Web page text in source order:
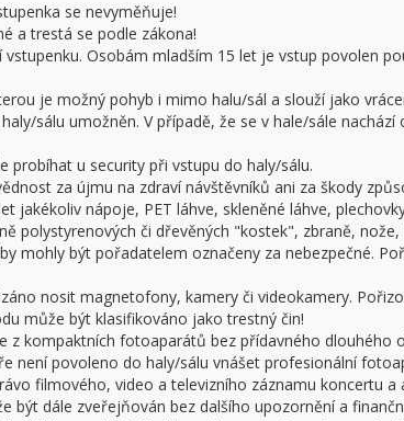
se nevyměňuje!
a trestá se podle zákona!
Osobám mladším 15 let je vstup povolen
je možný pohyb i mimo halu/sál a slouží jako
sálu umožněn. V případě, že se v hale/sále nachází
probíhat u security při vstupu do haly/sálu.
za újmu na zdraví návštěvníků ani za škody
jakékoliv nápoje, PET láhve, skleněné láhve,
polystyrenových či dřevěných "kostek", zbraně,
mohly být pořadatelem označeny za nebezpečné.
nosit magnetofony, kamery či videokamery.
může být klasifikováno jako trestný čin!
z kompaktních fotoaparátů bez přídavného dlouhého
není povoleno do haly/sálu vnášet profesionální
filmového, video a televizního záznamu koncertu
být dále zveřejňován bez dalšího upozornění a